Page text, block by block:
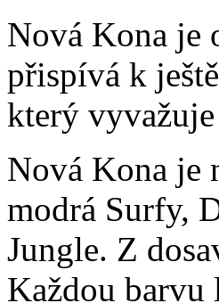
Nová Kona je
přispívá k
který
Nová Kona je
modrá Surfy,
Jungle. Z
Každou barvu